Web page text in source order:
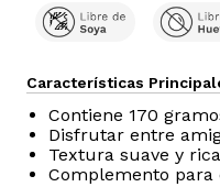
Características
Contiene 170
Disfrutar entre
Textura suave y rica
Complemento para